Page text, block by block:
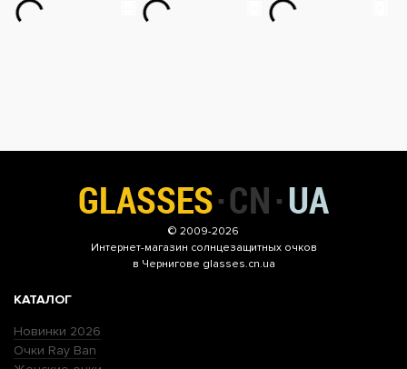
© 2009-2026
Интернет-магазин солнцезащитных очков
в Чернигове glasses.cn.ua
КАТАЛОГ
Новинки 2026
Очки Ray Ban